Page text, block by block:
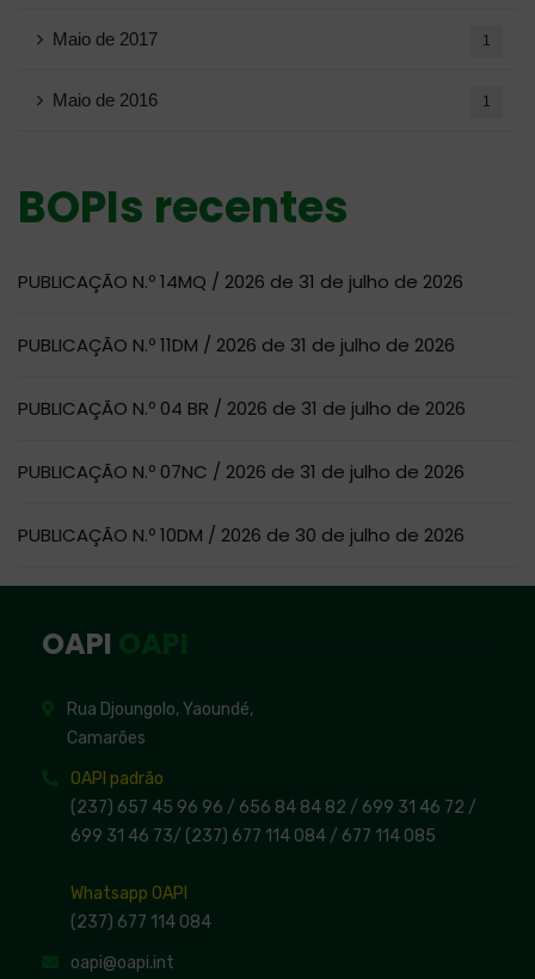
Maio de 2017 1
Maio de 2016 1
BOPIs recentes
PUBLICAÇÃO N.º 14MQ / 2026 de 31 de julho de 2026
PUBLICAÇÃO N.º 11DM / 2026 de 31 de julho de 2026
PUBLICAÇÃO N.º 04 BR / 2026 de 31 de julho de 2026
PUBLICAÇÃO N.º 07NC / 2026 de 31 de julho de 2026
PUBLICAÇÃO N.º 10DM / 2026 de 30 de julho de 2026
OAPI
Rua Djoungolo, Yaoundé,
Camarões
OAPI padrão
(237) 657 45 96 96 / 656 84 84 82 / 699 31 46 72 /
699 31 46 73/ (237) 677 114 084 / 677 114 085
Whatsapp OAPI
(237) 677 114 084
oapi@oapi.int